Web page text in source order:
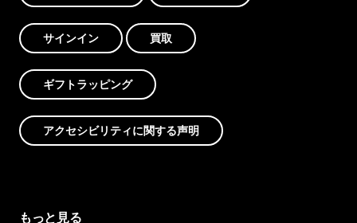
サインイン 買取
ギフトラッピング
アクセシビリティに関する声明
もっと見る